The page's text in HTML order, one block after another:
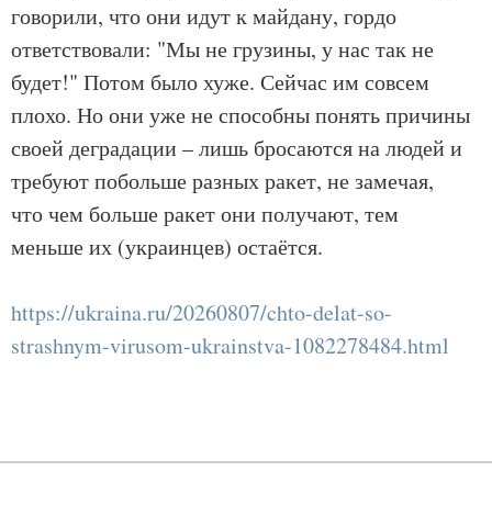
говорили, что они идут к майдану, гордо
ответствовали: "Мы не грузины, у нас так не
будет!" Потом было хуже. Сейчас им совсем
плохо. Но они уже не способны понять причины
своей деградации – лишь бросаются на людей и
требуют побольше разных ракет, не замечая,
что чем больше ракет они получают, тем
меньше их (украинцев) остаётся.
https://ukraina.ru/20260807/chto-delat-so-
strashnym-virusom-ukrainstva-1082278484.html